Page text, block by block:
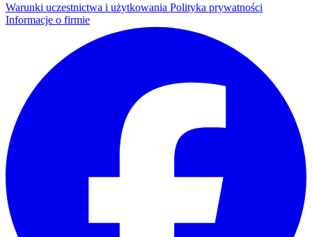
Warunki uczestnictwa i użytkowania Polityka prywatności
Informacje o firmie